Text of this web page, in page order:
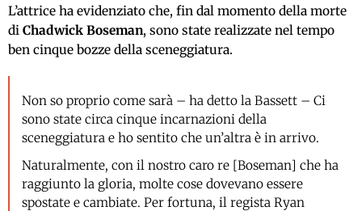
L’attrice ha evidenziato che, fin dal momento della morte
di Chadwick Boseman, sono state realizzate nel tempo
ben cinque bozze della sceneggiatura.
Non so proprio come sarà – ha detto la Bassett – Ci
sono state circa cinque incarnazioni della
sceneggiatura e ho sentito che un’altra è in arrivo.
Naturalmente, con il nostro caro re [Boseman] che ha
raggiunto la gloria, molte cose dovevano essere
spostate e cambiate. Per fortuna, il regista Ryan